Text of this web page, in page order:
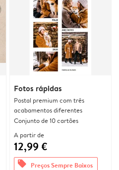
Fotos rápidas
Postal premium com três
acabamentos diferentes
Conjunto de 10 cartões
A partir de
12,99 €
offers Preços Sempre Baixos